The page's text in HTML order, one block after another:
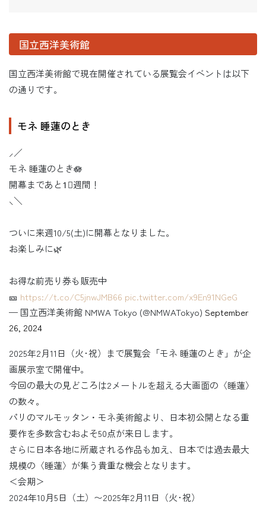
国立西洋美術館
国立西洋美術館で現在開催されている展覧会イベントは以下
の通りです。
モネ 睡蓮のとき
⸝／
モネ 睡蓮のとき🪷
開幕まであと1⃣週間！
⸜＼
ついに来週10/5(土)に開幕となりました。
お楽しみに🌿
お得な前売り券も販売中
🎫 https://t.co/C5jnwJMB66 pic.twitter.com/x9En91NGeG
— 国立西洋美術館 NMWA Tokyo (@NMWATokyo) September
26, 2024
2025年2月11日（火･祝）まで展覧会「モネ 睡蓮のとき」が企
画展示室で開催中。
今回の最大の見どころは2メートルを超える大画面の〈睡蓮〉
の数々。
パリのマルモッタン・モネ美術館より、日本初公開となる重
要作を多数含むおよそ50点が来日します。
さらに日本各地に所蔵される作品も加え、日本では過去最大
規模の〈睡蓮〉が集う貴重な機会となります。
＜会期＞
2024年10月5日（土）〜2025年2月11日（火･祝）